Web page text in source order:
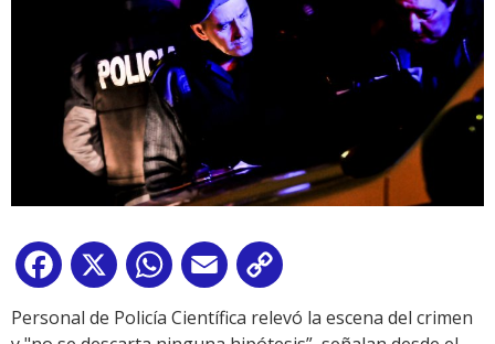
Facebook
X WhatsApp
Email
Link
Personal de Policía Científica relevó la escena del crimen